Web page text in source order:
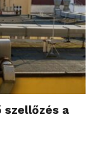
szellőzés a